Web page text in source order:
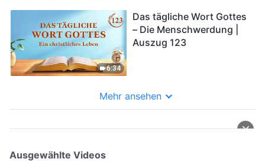
6:34
Das tägliche Wort Gottes
– Die Menschwerdung |
Auszug 123
Mehr ansehen
Ausgewählte Videos